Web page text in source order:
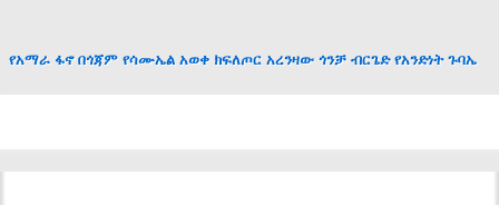
የአማራ ፋኖ በጎጃም የሳሙኤል አወቀ ክፍለጦር አረንዛው ጎንቻ ብርጌድ የአንድነት ጉባኤ